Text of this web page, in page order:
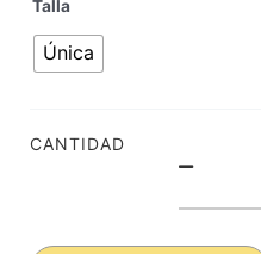
Talla
Única
CANTIDAD